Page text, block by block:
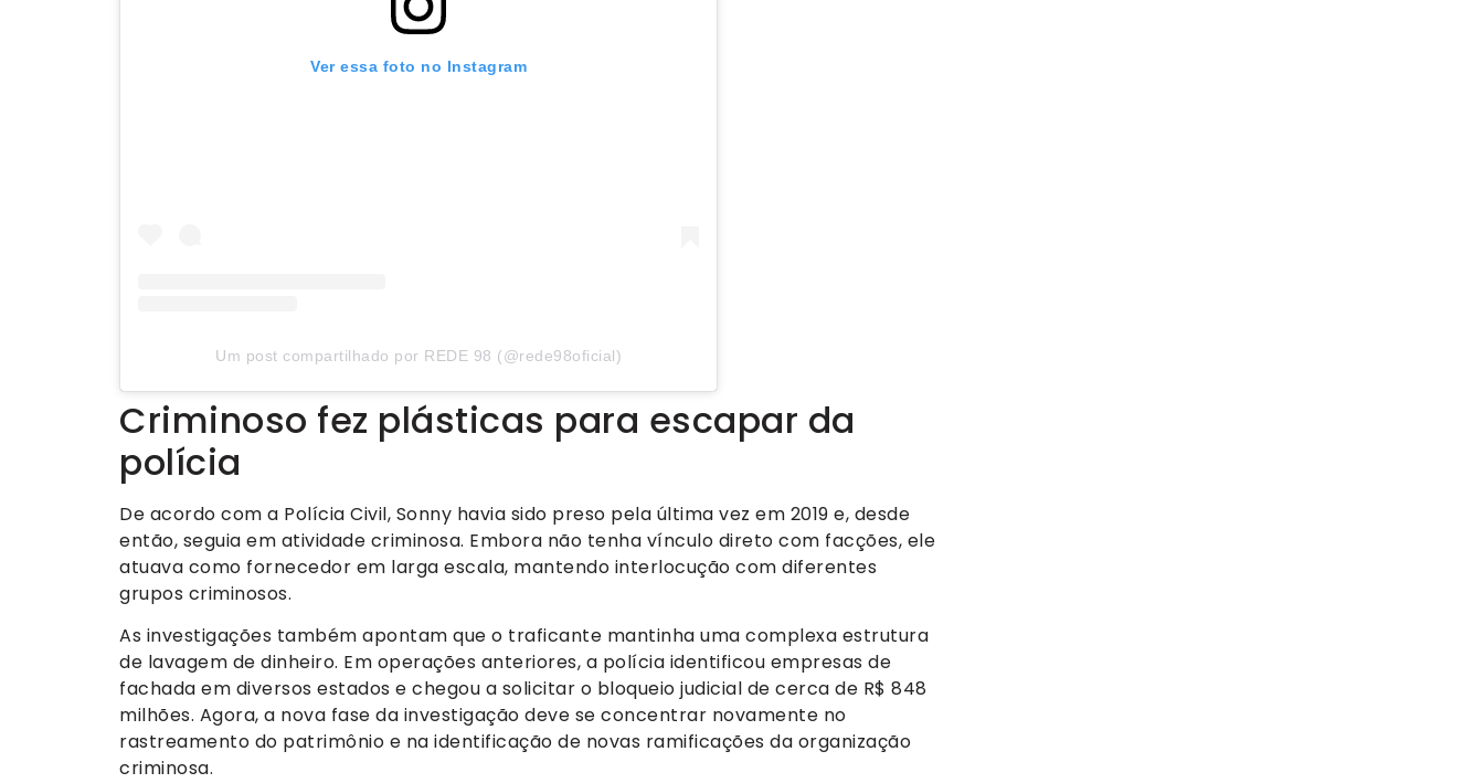
Ver essa foto no Instagram
Um post compartilhado por REDE 98 (@rede98oficial)
Criminoso fez plásticas para escapar da
polícia
De acordo com a Polícia Civil, Sonny havia sido preso pela última vez em 2019 e, desde
então, seguia em atividade criminosa. Embora não tenha vínculo direto com facções, ele
atuava como fornecedor em larga escala, mantendo interlocução com diferentes
grupos criminosos.
As investigações também apontam que o traficante mantinha uma complexa estrutura
de lavagem de dinheiro. Em operações anteriores, a polícia identificou empresas de
fachada em diversos estados e chegou a solicitar o bloqueio judicial de cerca de R$ 848
milhões. Agora, a nova fase da investigação deve se concentrar novamente no
rastreamento do patrimônio e na identificação de novas ramificações da organização
criminosa.